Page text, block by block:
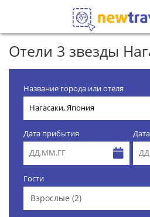
Отели 3 звезды
Название города или отеля
Дата прибытия
Гости
Взрослые (2)